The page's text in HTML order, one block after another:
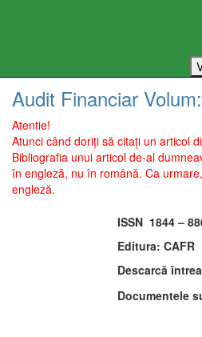
Audit Financiar Volum:
Atentie!
Atunci când doriți să citați un articol
Bibliografia unui articol de-al
în engleză, nu în română. Ca
engleză.
ISSN 1844 –
Editura: CAFR
Descarcă
Documentele